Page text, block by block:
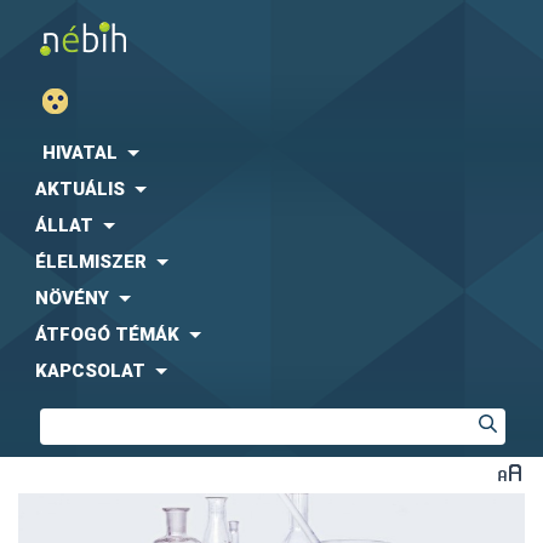
HIVATAL
AKTUÁLIS
ÁLLAT
ÉLELMISZER
NÖVÉNY
ÁTFOGÓ TÉMÁK
KAPCSOLAT